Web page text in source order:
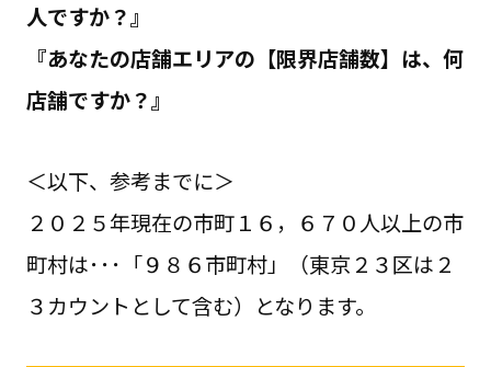
人ですか？』
『あなたの店舗エリアの【限界店舗数】は、何
店舗ですか？』
＜以下、参考までに＞
２０２５年現在の市町１６，６７０人以上の市
町村は･･･「９８６市町村」（東京２３区は２
３カウントとして含む）となります。